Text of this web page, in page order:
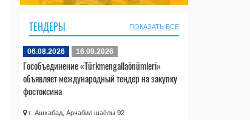
ТЕНДЕРЫ ПОКАЗАТЬ ВСЕ
06.08.2026 16.09.2026
Гособъединение «Türkmengallaönümleri»
объявляет международный тендер на закупку
фостоксина
г. Ашхабад, Арчабил шаёлы 92